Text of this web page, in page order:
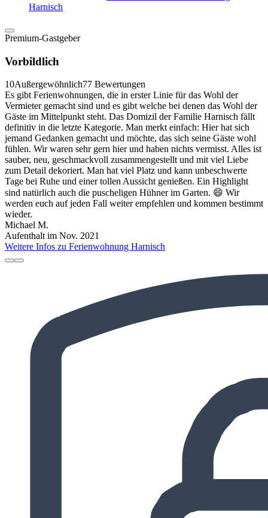
Harnisch
Premium-Gastgeber
Vorbildlich
10Außergewöhnlich77 Bewertungen
Es gibt Ferienwohnungen, die in erster Linie für das Wohl der
Vermieter gemacht sind und es gibt welche bei denen das Wohl der
Gäste im Mittelpunkt steht. Das Domizil der Familie Harnisch fällt
definitiv in die letzte Kategorie. Man merkt einfach: Hier hat sich
jemand Gedanken gemacht und möchte, das sich seine Gäste wohl
fühlen. Wir waren sehr gern hier und haben nichts vermisst. Alles ist
sauber, neu, geschmackvoll zusammengestellt und mit viel Liebe
zum Detail dekoriert. Man hat viel Platz und kann unbeschwerte
Tage bei Ruhe und einer tollen Aussicht genießen. Ein Highlight
sind natürlich auch die puscheligen Hühner im Garten. 😄 Wir
werden euch auf jeden Fall weiter empfehlen und kommen bestimmt
wieder.
Michael M.
Aufenthalt im Nov. 2021
Weitere Infos zu Ferienwohnung Harnisch